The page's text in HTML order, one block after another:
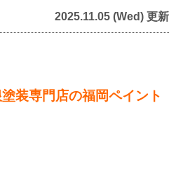
2025.11.05 (Wed) 更新
装専門店の福岡ペイント